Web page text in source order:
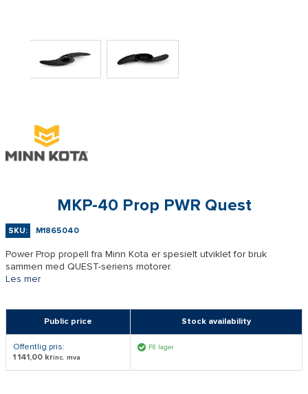
MKP-40 Prop PWR Quest
SKU: M1865040
Power Prop propell fra Minn Kota er spesielt utviklet for bruk
sammen med QUEST-seriens motorer.
Les mer
Public price Stock availability
Offentlig pris:
1 141,00 krinc. mva
På lager